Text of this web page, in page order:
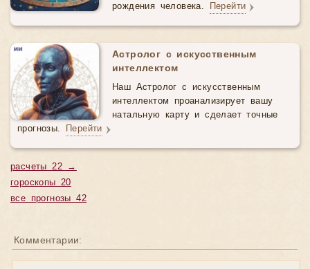
рождения человека. Перейти
Астролог с искусственным
интеллектом
Наш Астролог с искусственным
интеллектом проанализирует вашу
натальную карту и сделает точные
прогнозы. Перейти
расчеты 22 →
гороскопы 20
все прогнозы 42
Комментарии: